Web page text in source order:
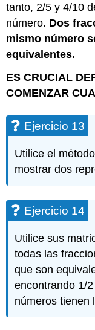
tanto, 2/5 y 4/10
número. Dos
mismo número
equivalentes.
ES CRUCIAL
COMENZAR
Ejercicio 13
Utilice el
mostrar dos
Ejercicio 14
Utilice sus
todas las
que son
encontrando 1/
números tienen